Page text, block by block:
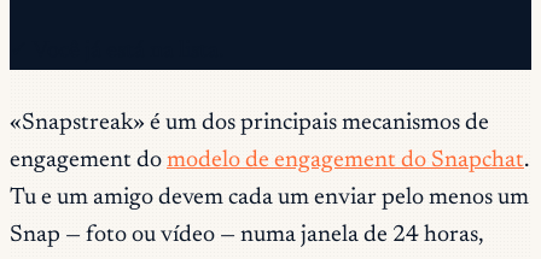
«Snapstreak» é um dos principais mecanismos de
engagement do modelo de engagement do Snapchat.
Tu e um amigo devem cada um enviar pelo menos um
Snap — foto ou vídeo — numa janela de 24 horas,